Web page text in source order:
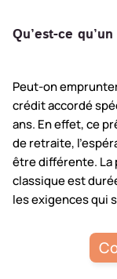
Qu’est-ce
Peut-on
crédit accordé
ans. En effet, ce
de retraite,
être différente. La
classique est
les exigences qui